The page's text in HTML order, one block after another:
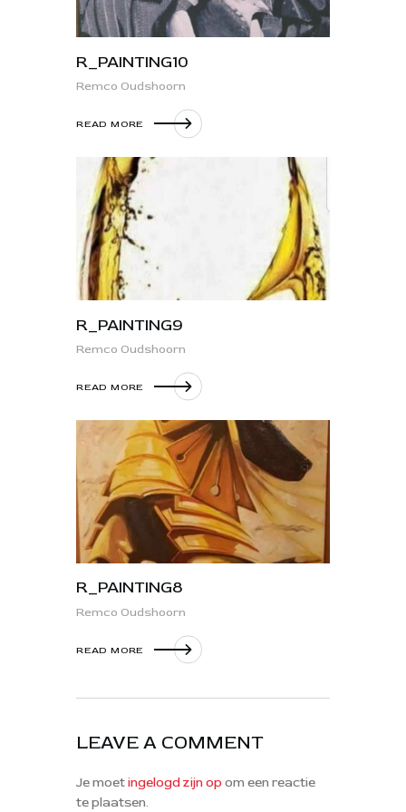
R_PAINTING10
Remco Oudshoorn
READ MORE
R_PAINTING9
Remco Oudshoorn
READ MORE
R_PAINTING8
Remco Oudshoorn
READ MORE
LEAVE A COMMENT
Je moetingelogd zijn op om een reactie
te plaatsen.